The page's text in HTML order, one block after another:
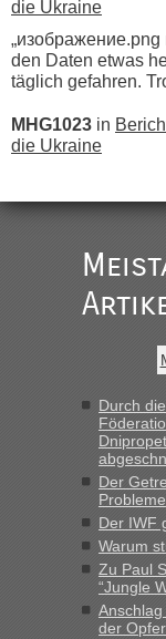
die Ukraine
den Daten etwas
täglich gefahren.
MHG1023 in
die Ukraine
Ist korrekt, aber
darauf hinweisen
War aber nicht
buchbar - warum
Hab´s versucht -
Strecke fahren wir
in
die Ukraine
„Man sollte aber
LeoExpress ist -
Fahrkarten
Verbindung von
Durch
Der
Probleme
Der IWF
Warum
Zu Paul
“Jungle
der